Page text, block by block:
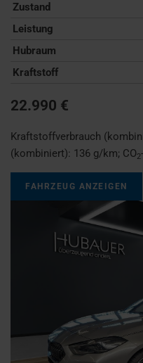
Zustand
Leistung
Hubraum
Kraftstoff
22.990 €
Kraftstoffverbrauch
(kombiniert): 136 g/km; CO2
FAHRZEUG ANZEIGEN